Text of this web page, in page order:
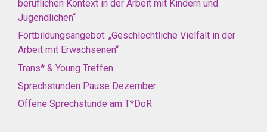
beruflichen Kontext in der Arbeit mit Kindern und
Jugendlichen“
Fortbildungsangebot: „Geschlechtliche Vielfalt in der
Arbeit mit Erwachsenen“
Trans* & Young Treffen
Sprechstunden Pause Dezember
Offene Sprechstunde am T*DoR